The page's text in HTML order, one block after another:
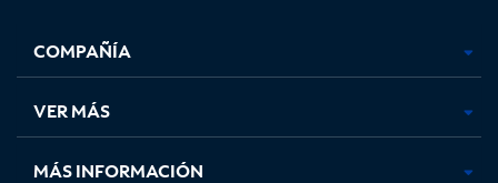
abre
en
pestaña
nueva
abre
en
pestaña
nueva
abre
en
pestaña
nueva
en
nueva
COMPAÑÍA
VER MÁS
MÁS INFORMACIÓN